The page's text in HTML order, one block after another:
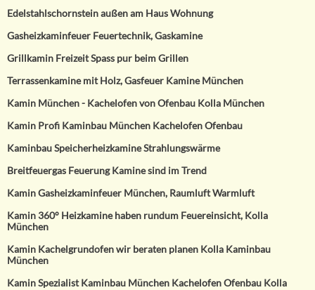
Edelstahlschornstein außen am Haus Wohnung
Gasheizkaminfeuer Feuertechnik, Gaskamine
Grillkamin Freizeit Spass pur beim Grillen
Terrassenkamine mit Holz, Gasfeuer Kamine München
Kamin München - Kachelofen von Ofenbau Kolla München
Kamin Profi Kaminbau München Kachelofen Ofenbau
Kaminbau Speicherheizkamine Strahlungswärme
Breitfeuergas Feuerung Kamine sind im Trend
Kamin Gasheizkaminfeuer München, Raumluft Warmluft
Kamin 360° Heizkamine haben rundum Feuereinsicht, Kolla
München
Kamin Kachelgrundofen wir beraten planen Kolla Kaminbau
München
Kamin Spezialist Kaminbau München Kachelofen Ofenbau Kolla